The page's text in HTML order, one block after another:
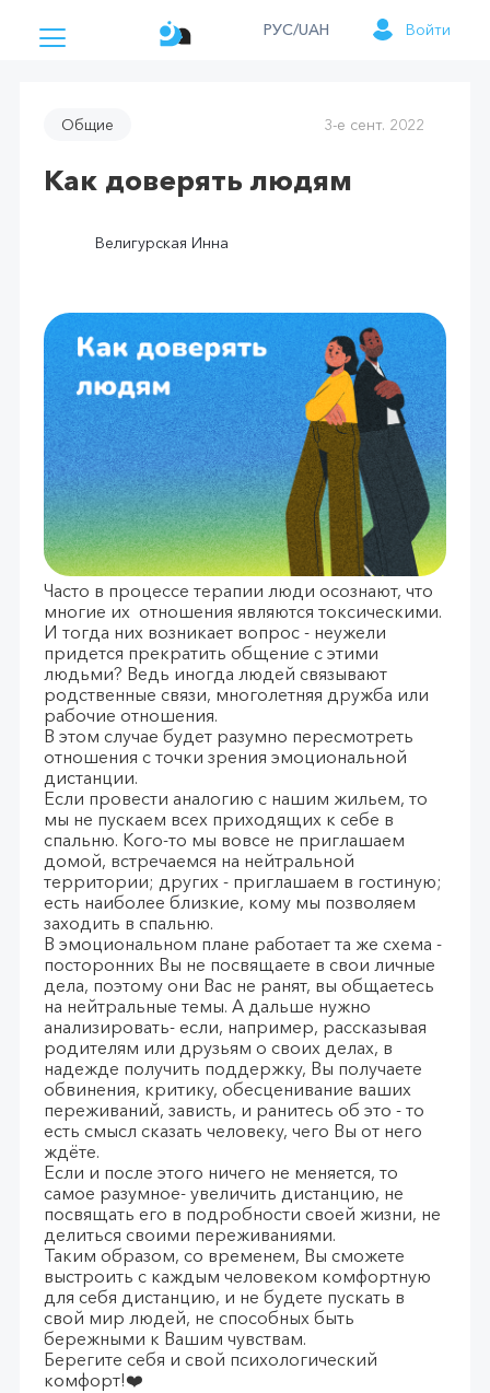
РУС/UAH Войти
Общие 3-е сент. 2022
Как доверять людям
Велигурская Инна
Часто в процессе терапии люди осознают, что
многие их отношения являются токсическими.
И тогда них возникает вопрос - неужели
придется прекратить общение с этими
людьми? Ведь иногда людей связывают
родственные связи, многолетняя дружба или
рабочие отношения.
В этом случае будет разумно пересмотреть
отношения с точки зрения эмоциональной
дистанции.
Если провести аналогию с нашим жильем, то
мы не пускаем всех приходящих к себе в
спальню. Кого-то мы вовсе не приглашаем
домой, встречаемся на нейтральной
территории; других - приглашаем в гостиную;
есть наиболее близкие, кому мы позволяем
заходить в спальню.
В эмоциональном плане работает та же схема -
посторонних Вы не посвящаете в свои личные
дела, поэтому они Вас не ранят, вы общаетесь
на нейтральные темы. А дальше нужно
анализировать- если, например, рассказывая
родителям или друзьям о своих делах, в
надежде получить поддержку, Вы получаете
обвинения, критику, обесценивание ваших
переживаний, зависть, и ранитесь об это - то
есть смысл сказать человеку, чего Вы от него
ждёте.
Если и после этого ничего не меняется, то
самое разумное- увеличить дистанцию, не
посвящать его в подробности своей жизни, не
делиться своими переживаниями.
Таким образом, со временем, Вы сможете
выстроить с каждым человеком комфортную
для себя дистанцию, и не будете пускать в
свой мир людей, не способных быть
бережными к Вашим чувствам.
Берегите себя и свой психологический
комфорт!❤️